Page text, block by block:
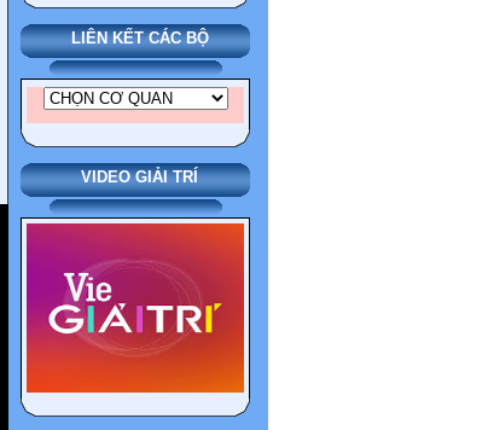
LIÊN KẾT CÁC BỘ
VIDEO GIẢI TRÍ